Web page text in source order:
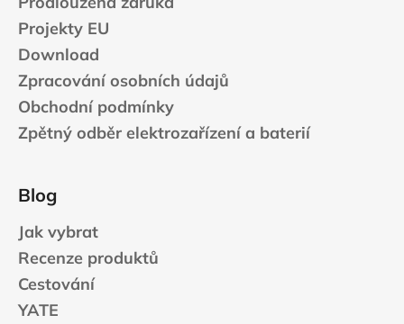
Projekty EU
Download
Zpracování osobních údajů
Obchodní podmínky
Zpětný odběr elektrozařízení a baterií
Blog
Jak vybrat
Recenze produktů
Cestování
YATE